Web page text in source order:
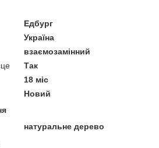
Едбург
Україна
взаємозамінний
Так
18 міс
Новий
натуральне дерево